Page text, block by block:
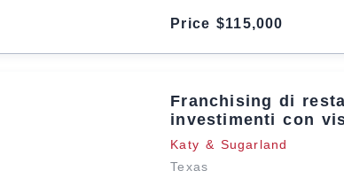
Price $115,000
Franchising di
investimenti con
Katy & Sugarland
Texas